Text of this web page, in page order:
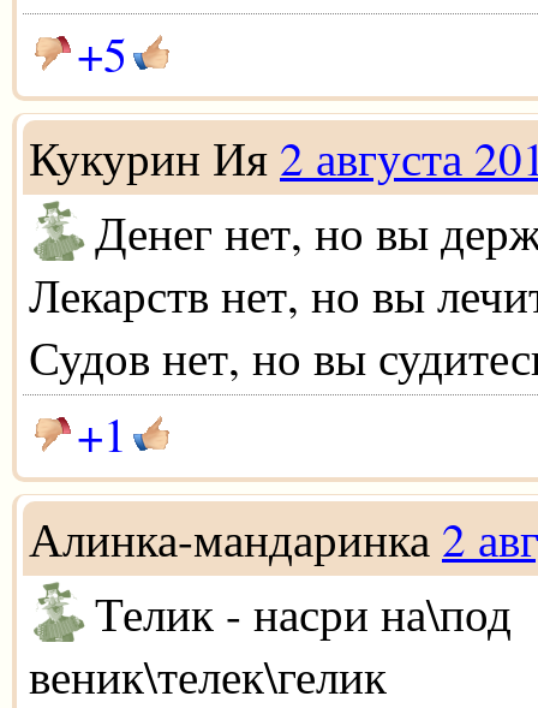
+5
Кукурин Ия 2 августа
Денег нет, но вы
Лекарств нет, но вы
Судов нет, но вы
+1
Алинка-мандаринка 2
Телик - насри на\под
веник\телек\гелик